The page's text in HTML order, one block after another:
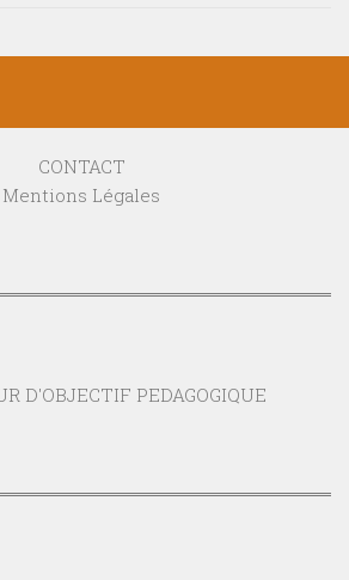
CONTACT
Mentions Légales
D'OBJECTIF PEDAGOGIQUE